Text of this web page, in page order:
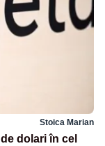
Stoica Marian
dolari în cel